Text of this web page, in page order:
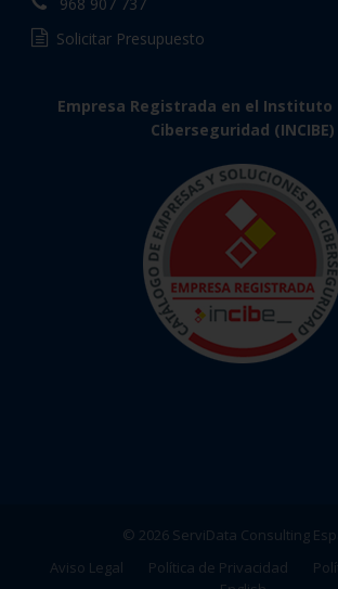
Solicitar Presupuesto
Empresa Registrada en el Instituto
Ciberseguridad (INCIBE)
© 2026 ServiData Consulting
Aviso Legal
Política de Privacidad